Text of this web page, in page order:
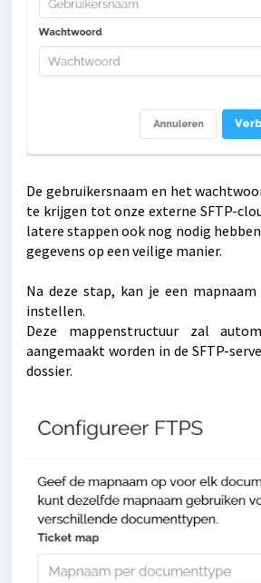
De gebruikersnaam en het
te krijgen tot onze externe SFTP-
latere stappen ook nog nodig
gegevens op een veilige manier.
Na deze stap, kan je een
instellen.
Deze mappenstructuur zal
aangemaakt worden in de SFTP-
dossier.